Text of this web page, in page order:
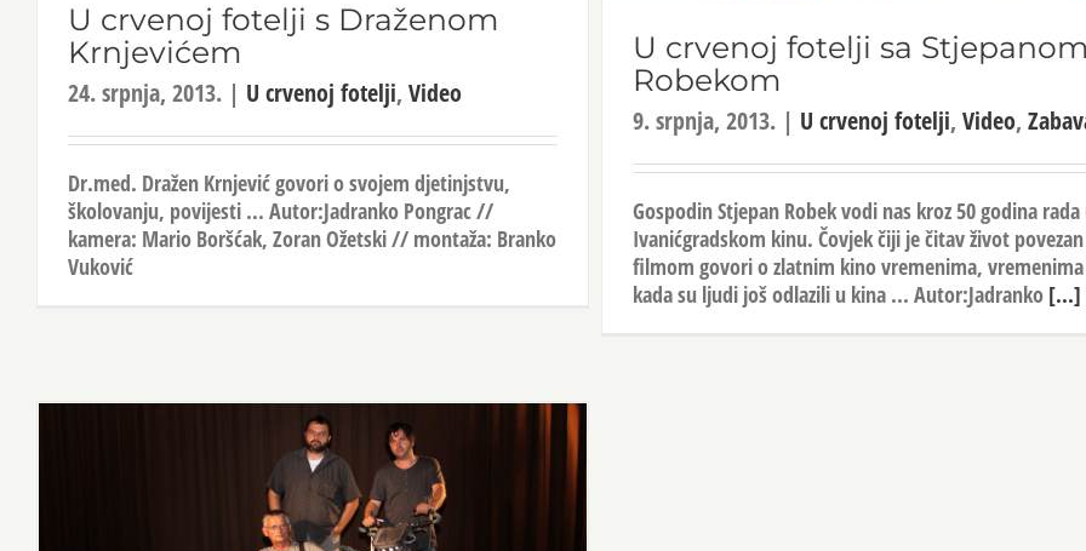
U crvenoj fotelji s Draženom
Krnjevićem
24. srpnja, 2013. | U crvenoj fotelji, Video
Dr.med. Dražen Krnjević govori o svojem djetinjstvu,
školovanju, povijesti ... Autor:Jadranko Pongrac //
kamera: Mario Boršćak, Zoran Ožetski // montaža: Branko
Vuković
U crvenoj fotelji sa Stjepanom
Robekom
9. srpnja, 2013. | U crvenoj fotelji, Video,
Gospodin Stjepan Robek vodi nas kroz 50 godina rada
Ivanićgradskom kinu. Čovjek čiji je čitav život
filmom govori o zlatnim kino vremenima, vremenima
kada su ljudi još odlazili u kina ... Autor:Jadranko [...]